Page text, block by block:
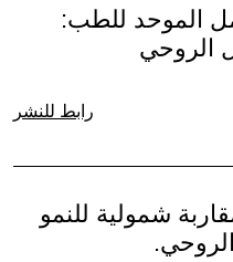
الموحد للطب:
الروحي
رابط للنشر
شمولية للنمو